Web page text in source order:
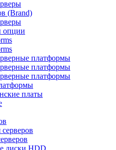
(Brand)
опции
платформы
платформы
платформы
платы